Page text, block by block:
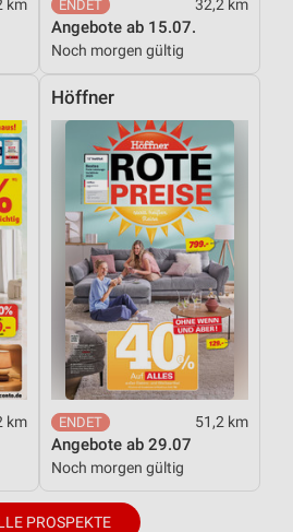
km 32,2 km
Angebote ab 15.07.
Noch morgen gültig
km
Höffner
51,2 km
Angebote ab 29.07
Noch morgen gültig
PROSPEKTE